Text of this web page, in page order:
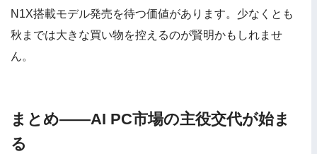
N1X搭載モデル発売を待つ価値があります。少なくとも
秋までは大きな買い物を控えるのが賢明かもしれませ
ん。
まとめ——AI PC市場の主役交代が始ま
る